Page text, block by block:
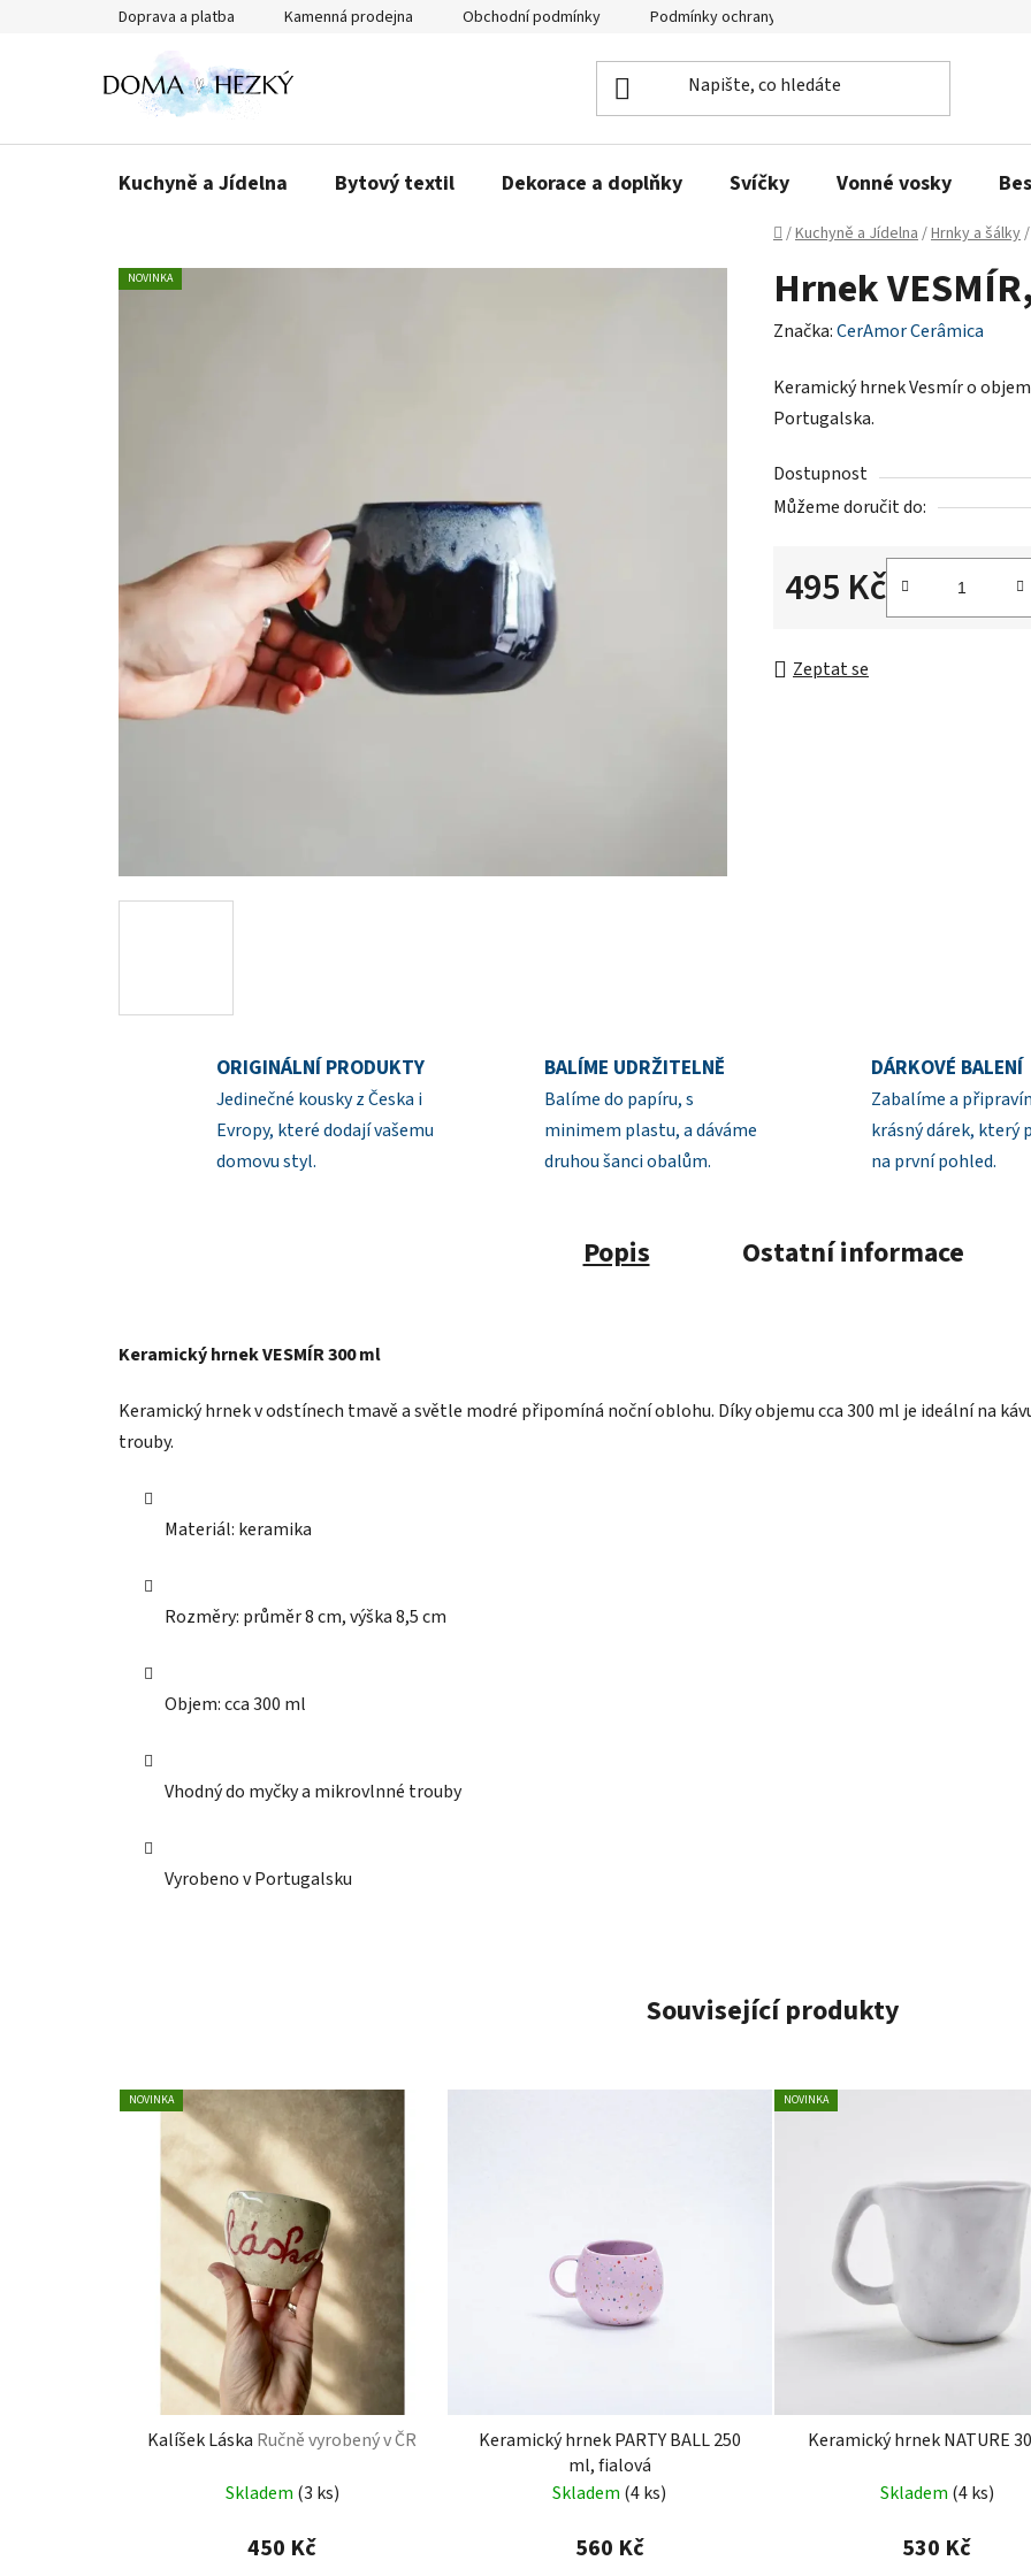
Doprava a platba Kamenná prodejna Obchodní podmínky Podmínky ochrany osobních údajů
Kuchyně a Jídelna Bytový textil Dekorace a doplňky Svíčky Vonné vosky
Domů
/Kuchyně a Jídelna/Hrnky a šálky/
Hrnek
Značka:CerAmor Cerâmica
Keramický hrnek Vesmír o
Portugalska.
Dostupnost
Můžeme doručit do:
495 Kč
Zeptat se
NOVINKA
ORIGINÁLNÍ PRODUKTY
Jedinečné kousky z Česka i
Evropy, které dodají vašemu
domovu styl.
BALÍME UDRŽITELNĚ
Balíme do papíru, s
minimem plastu, a dáváme
druhou šanci obalům.
DÁRKOVÉ BALENÍ
Zabalíme a
krásný dárek, který
na první pohled.
Popis Ostatní informace
Keramický hrnek VESMÍR 300 ml
Keramický hrnek v odstínech tmavě a světle modré připomíná noční oblohu. Díky objemu cca 300 ml je ideální na
trouby.
Materiál: keramika
Rozměry: průměr 8 cm, výška 8,5 cm
Objem: cca 300 ml
Vhodný do myčky a mikrovlnné trouby
Vyrobeno v Portugalsku
Související produkty
NOVINKA
Kalíšek Láska Ručně vyrobený v ČR
Skladem (3 ks)
450 Kč
Keramický hrnek PARTY BALL 250
ml, fialová
Skladem (4 ks)
560 Kč
NOVINKA
Keramický hrnek NATURE
Skladem (4 ks)
530 Kč